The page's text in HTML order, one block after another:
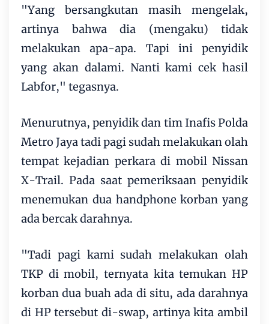
"Yang bersangkutan masih mengelak,
artinya bahwa dia (mengaku) tidak
melakukan apa-apa. Tapi ini penyidik
yang akan dalami. Nanti kami cek hasil
Labfor," tegasnya.
Menurutnya, penyidik dan tim Inafis Polda
Metro Jaya tadi pagi sudah melakukan olah
tempat kejadian perkara di mobil Nissan
X-Trail. Pada saat pemeriksaan penyidik
menemukan dua handphone korban yang
ada bercak darahnya.
"Tadi pagi kami sudah melakukan olah
TKP di mobil, ternyata kita temukan HP
korban dua buah ada di situ, ada darahnya
di HP tersebut di-swap, artinya kita ambil